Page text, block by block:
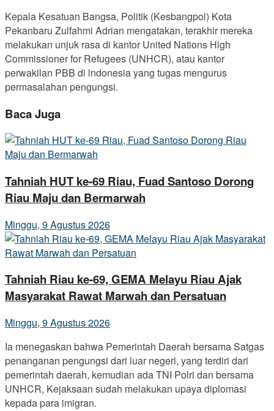
Kepala Kesatuan Bangsa, Politik (Kesbangpol) Kota
Pekanbaru Zulfahmi Adrian mengatakan, terakhir mereka
melakukan unjuk rasa di kantor United Nations High
Commissioner for Refugees (UNHCR), atau kantor
perwakilan PBB di lndonesia yang tugas mengurus
permasalahan pengungsi.
Baca Juga
Tahniah HUT ke-69 Riau, Fuad Santoso Dorong
Riau Maju dan Bermarwah
Minggu, 9 Agustus 2026
Tahniah Riau ke-69, GEMA Melayu Riau Ajak
Masyarakat Rawat Marwah dan Persatuan
Minggu, 9 Agustus 2026
Ia menegaskan bahwa Pemerintah Daerah bersama Satgas
penanganan pengungsi dari luar negeri, yang terdiri dari
pemerintah daerah, kemudian ada TNI Polri dan bersama
UNHCR, Kejaksaan sudah melakukan upaya diplomasi
kepada para imigran.